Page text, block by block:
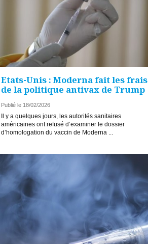
Etats-Unis : Moderna fait les frais
de la politique antivax de Trump
Publié le 18/02/2026
Il y a quelques jours, les autorités sanitaires
américaines ont refusé d’examiner le dossier
d’homologation du vaccin de Moderna ...